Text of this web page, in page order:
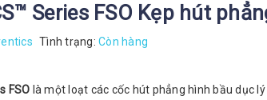
Series FSO Kẹp hút
Tình trạng:Còn hàng
FSO là một loạt các cốc hút phẳng hình bầu dục